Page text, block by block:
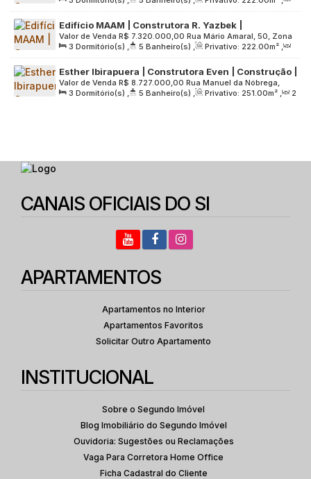
| 03 vagas
Sul, 04002-020, Paraíso, São Paulo, São Paulo, Brasil
2 Sala(s) , 3 Suíte(s) , 3 Vaga(s) , Útil: 222.00m² ,
Terreno: 3750.00 m²
Edifício MAAM | Construtora R. Yazbek |
Construção | 230 metros | 03 suítes | hall privativo
| 03 vagas
R$ 7.320.000,00
Valor de Venda
Rua Mário Amaral, 50, Zona
Sul, 04002-020, Paraíso, São Paulo, São Paulo, Brasil
3 Dormitório(s) , 5 Banheiro(s) , Privativo: 222.00m² ,
2 Sala(s) , 3 Suíte(s) , 3 Vaga(s) , Útil: 222.00m² ,
Terreno: 3750.00m²
Esther Ibirapuera | Construtora Even | Construção |
251 metros | 03 suítes | varanda gourmet | hall
privativo | 03 vagas
R$ 8.727.000,00
Valor de Venda
Rua Manuel da Nóbrega,
950, Zona Sul, 04001-003, Paraíso, São Paulo, São Paulo,
3 Dormitório(s) , 5 Banheiro(s) , Privativo: 251.00m² ,
2
CANAIS OFICIAIS DO SI
APARTAMENTOS
Apartamentos no Interior
Apartamentos Favoritos
Solicitar Outro Apartamento
INSTITUCIONAL
Sobre o Segundo Imóvel
Blog Imobiliário do Segundo Imóvel
Ouvidoria: Sugestões ou Reclamações
Vaga Para Corretora Home Office
Ficha Cadastral do Cliente